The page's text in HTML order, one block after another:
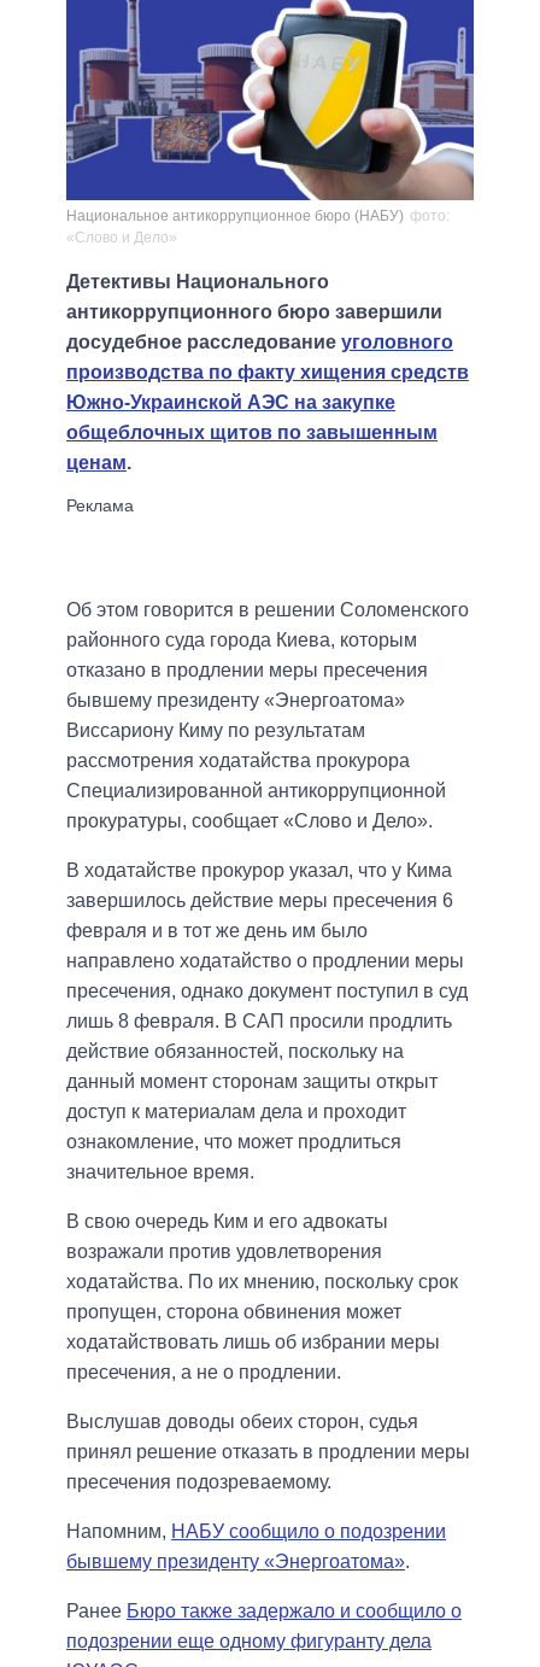
Национальное антикоррупционное бюро (НАБУ) фото:
«Слово и Дело»
Детективы Национального
антикоррупционного бюро завершили
досудебное расследование уголовного
производства по факту хищения средств
Южно-Украинской АЭС на закупке
общеблочных щитов по завышенным
ценам.
Об этом говорится в решении Соломенского
районного суда города Киева, которым
отказано в продлении меры пресечения
бывшему президенту «Энергоатома»
Виссариону Киму по результатам
рассмотрения ходатайства прокурора
Специализированной антикоррупционной
прокуратуры, сообщает «Слово и Дело».
В ходатайстве прокурор указал, что у Кима
завершилось действие меры пресечения 6
февраля и в тот же день им было
направлено ходатайство о продлении меры
пресечения, однако документ поступил в суд
лишь 8 февраля. В САП просили продлить
действие обязанностей, поскольку на
данный момент сторонам защиты открыт
доступ к материалам дела и проходит
ознакомление, что может продлиться
значительное время.
В свою очередь Ким и его адвокаты
возражали против удовлетворения
ходатайства. По их мнению, поскольку срок
пропущен, сторона обвинения может
ходатайствовать лишь об избрании меры
пресечения, а не о продлении.
Выслушав доводы обеих сторон, судья
принял решение отказать в продлении меры
пресечения подозреваемому.
Напомним, НАБУ сообщило о подозрении
бывшему президенту «Энергоатома».
Ранее Бюро также задержало и сообщило о
подозрении еще одному фигуранту дела